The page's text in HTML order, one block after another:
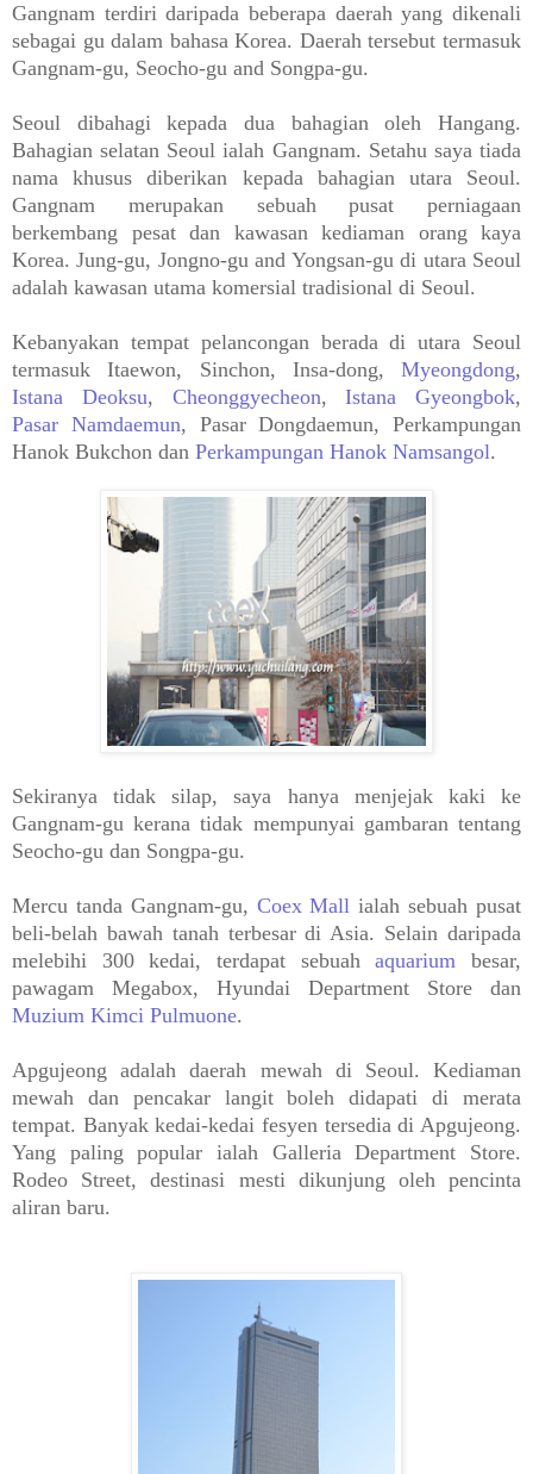
Gangnam terdiri daripada beberapa daerah yang dikenali
sebagai gu dalam bahasa Korea. Daerah tersebut termasuk
Gangnam-gu, Seocho-gu and Songpa-gu.
Seoul dibahagi kepada dua bahagian oleh Hangang.
Bahagian selatan Seoul ialah Gangnam. Setahu saya tiada
nama khusus diberikan kepada bahagian utara Seoul.
Gangnam merupakan sebuah pusat perniagaan
berkembang pesat dan kawasan kediaman orang kaya
Korea. Jung-gu, Jongno-gu and Yongsan-gu di utara Seoul
adalah kawasan utama komersial tradisional di Seoul.
Kebanyakan tempat pelancongan berada di utara Seoul
termasuk Itaewon, Sinchon, Insa-dong, Myeongdong,
Istana Deoksu, Cheonggyecheon,Istana Gyeongbok,
Pasar Namdaemun, Pasar Dongdaemun, Perkampungan
Hanok Bukchon dan Perkampungan Hanok Namsangol.
Sekiranya tidak silap, saya hanya menjejak kaki ke
Gangnam-gu kerana tidak mempunyai gambaran tentang
Seocho-gu dan Songpa-gu.
Mercu tanda Gangnam-gu, Coex Mall ialah sebuah pusat
beli-belah bawah tanah terbesar di Asia. Selain daripada
melebihi 300 kedai, terdapat sebuahaquarium besar,
pawagam Megabox, Hyundai Department Store dan
Muzium Kimci Pulmuone.
Apgujeong adalah daerah mewah di Seoul. Kediaman
mewah dan pencakar langit boleh didapati di merata
tempat. Banyak kedai-kedai fesyen tersedia di Apgujeong.
Yang paling popular ialah Galleria Department Store.
Rodeo Street, destinasi mesti dikunjung oleh pencinta
aliran baru.